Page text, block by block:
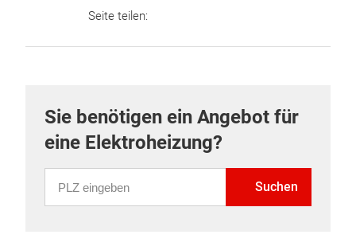
Seite teilen:
Sie benötigen ein Angebot für
eine Elektroheizung?
Suchen